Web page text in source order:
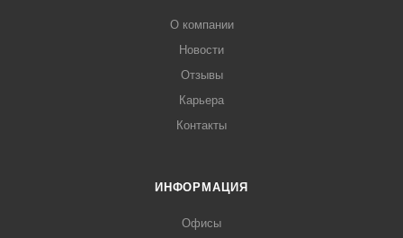
О компании
Новости
Отзывы
Карьера
Контакты
ИНФОРМАЦИЯ
Офисы